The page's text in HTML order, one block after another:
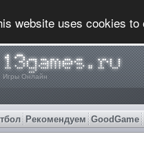
website uses cookies
Игры Онлайн
Рекомендуем GoodGame